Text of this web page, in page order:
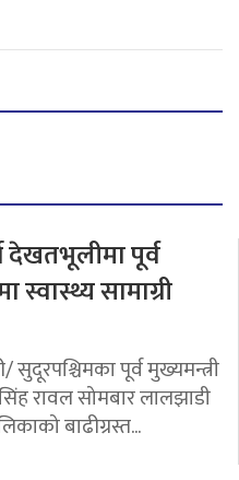
देखतभूलीमा पूर्व
सामाग्री
सुदूरपश्चिमका पूर्व मुख्यमन्त्री
रावल सोमबार लालझाडी
बाढीग्रस्त...